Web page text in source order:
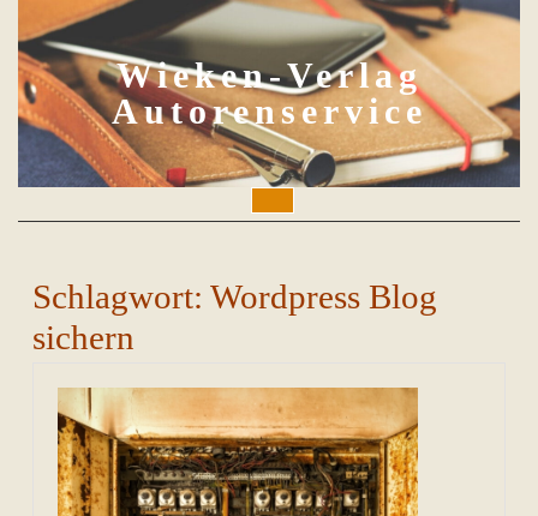
to
content
Wieken-Verlag
Autorenservice
Button
Schlagwort: Wordpress Blog
sichern